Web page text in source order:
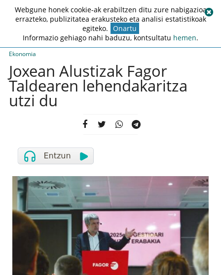
Ekonomia
Joxean Alustizak Fagor
Taldearen lehendakaritza
utzi du
Webgune honek cookie-ak erabiltzen ditu zure nabigazioa
errazteko, publizitatea erakusteko eta analisi estatistikoak
egiteko. Onartu
Informazio gehiago nahi baduzu, kontsultatu hemen.